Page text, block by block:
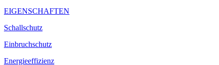
EIGENSCHAFTEN
Schallschutz
Einbruchschutz
Energieeffizienz